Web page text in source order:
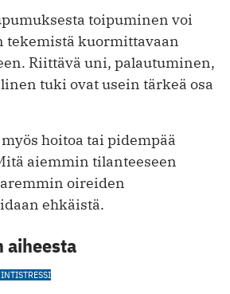
toipuminen voi
tekemistä kuormittavaan
Riittävä uni, palautuminen,
tuki ovat usein tärkeä osa
hoitoa tai pidempää
aiemmin tilanteeseen
oireiden
ehkäistä.
aiheesta
STRESSI